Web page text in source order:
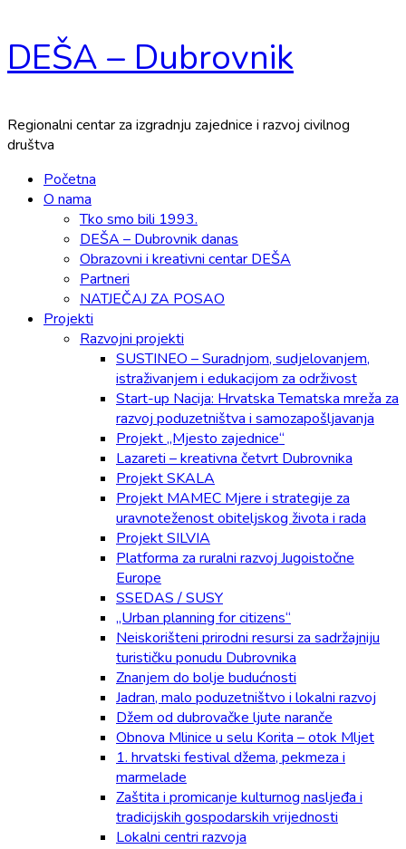
Skip
to
DEŠA – Dubrovnik
Regionalni centar za izgradnju zajednice i razvoj civilnog
društva
Primary
Menu
Početna
O nama
Tko smo bili 1993.
DEŠA – Dubrovnik danas
Obrazovni i kreativni centar DEŠA
Partneri
NATJEČAJ ZA POSAO
Projekti
Razvojni projekti
SUSTINEO – Suradnjom, sudjelovanjem,
istraživanjem i edukacijom za održivost
Start-up Nacija: Hrvatska Tematska mreža za
razvoj poduzetništva i samozapošljavanja
Projekt „Mjesto zajednice“
Lazareti – kreativna četvrt Dubrovnika
Projekt SKALA
Projekt MAMEC Mjere i strategije za
uravnoteženost obiteljskog života i rada
Projekt SILVIA
Platforma za ruralni razvoj Jugoistočne
Europe
SSEDAS / SUSY
„Urban planning for citizens“
Neiskorišteni prirodni resursi za sadržajniju
turističku ponudu Dubrovnika
Znanjem do bolje budućnosti
Jadran, malo poduzetništvo i lokalni razvoj
Džem od dubrovačke ljute naranče
Obnova Mlinice u selu Korita – otok Mljet
1. hrvatski festival džema, pekmeza i
marmelade
Zaštita i promicanje kulturnog nasljeđa i
tradicijskih gospodarskih vrijednosti
Lokalni centri razvoja